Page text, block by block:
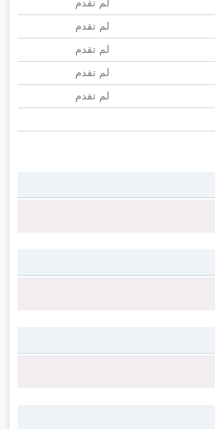
لم تقدم
لم تقدم
لم تقدم
لم تقدم
لم تقدم